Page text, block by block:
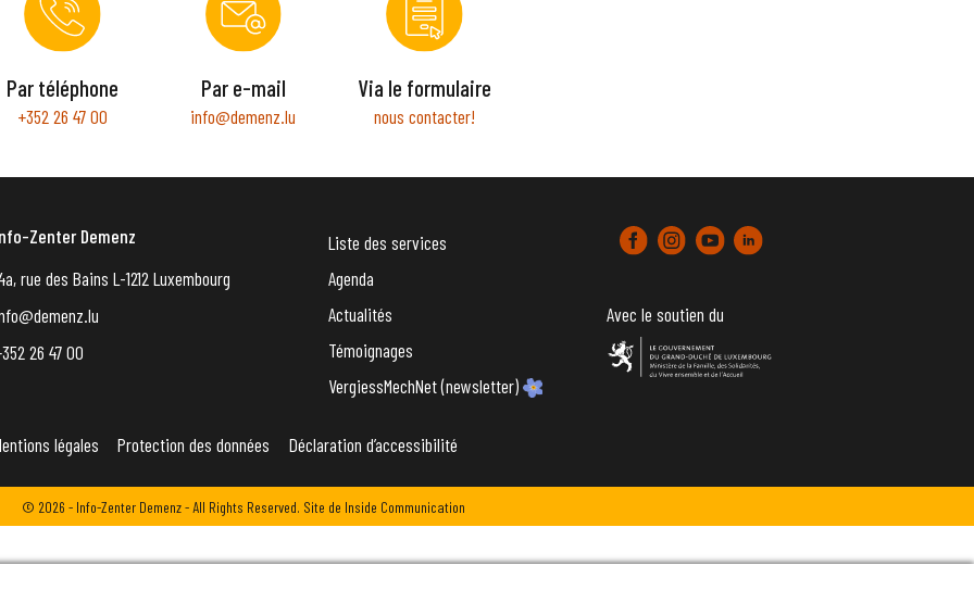
Par téléphone
+352 26 47 00
Par e-mail
info@demenz.lu
Via le formulaire
nous contacter!
Zenter Demenz
rue des Bains L-1212 Luxembourg
26 47 00
Liste des services
Agenda
Actualités
Témoignages
VergiessMechNet (newsletter)
Avec le soutien du
légales Protection des données Déclaration d’accessibilité
© 2026 - Info-Zenter Demenz - All Rights Reserved. Site de Inside Communication